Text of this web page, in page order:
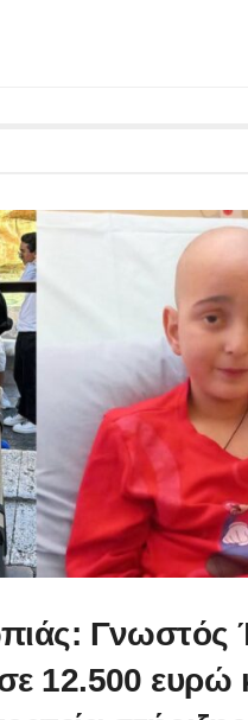
Γνωστός
12.500 ευρώ